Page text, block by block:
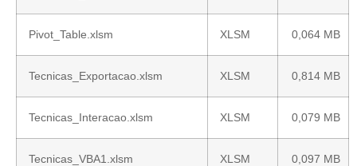
Pivot_Table.xlsm XLSM 0,064 MB
Tecnicas_Exportacao.xlsm XLSM 0,814 MB
Tecnicas_Interacao.xlsm XLSM 0,079 MB
Tecnicas_VBA1.xlsm XLSM 0,097 MB